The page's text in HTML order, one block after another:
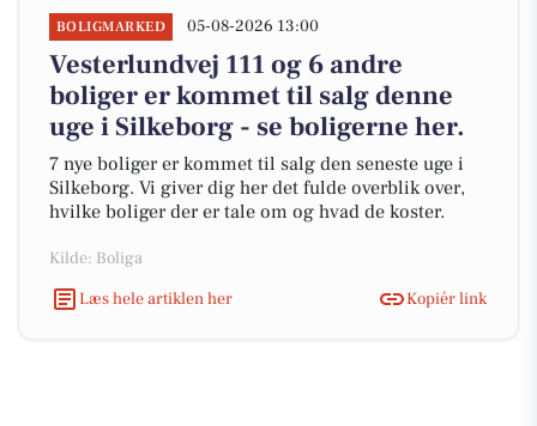
BOLIGMARKED 05-08-2026 13:00
Vesterlundvej 111 og 6 andre
boliger er kommet til salg denne
uge i Silkeborg - se boligerne her.
7 nye boliger er kommet til salg den seneste uge i
Silkeborg. Vi giver dig her det fulde overblik over,
hvilke boliger der er tale om og hvad de koster.
Kilde: Boliga
Læs hele artiklen her
Kopiér link